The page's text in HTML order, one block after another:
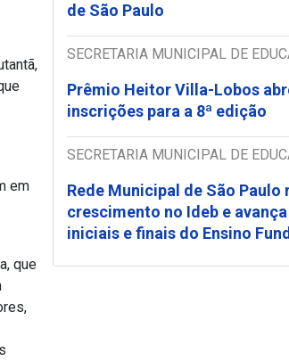
em
que
de São Paulo
SECRETARIA MUNICIPAL DE
Prêmio Heitor Villa-Lobos
inscrições para a 8ª edição
SECRETARIA MUNICIPAL DE
Rede Municipal de São Paulo
crescimento no Ideb e
iniciais e finais do Ensino